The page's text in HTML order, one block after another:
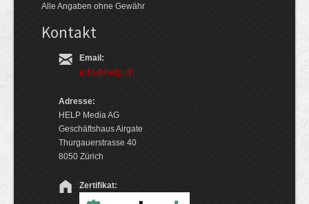
Alle Angaben ohne Gewähr
Kontakt
Email:
info@help.ch
Adresse:
HELP Media AG
Geschäftshaus Airgate
Thurgauerstrasse 40
8050 Zürich
Zertifikat: